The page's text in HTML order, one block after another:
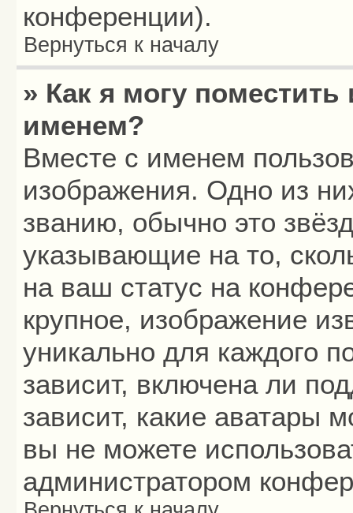
конференции).
Вернуться к началу
» Как я могу
именем?
Вместе с именем
изображения. Одно из
званию, обычно это
указывающие на то,
на ваш статус на
крупное, изображение
уникально для каждого
зависит, включена ли
зависит, какие аватары
вы не можете
администратором